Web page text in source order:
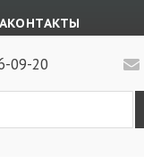
КОНТАКТЫ
09-20